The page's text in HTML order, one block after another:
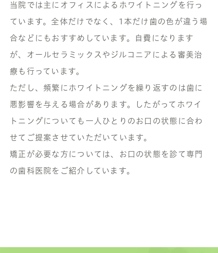
当院では主にオフィスによるホワイトニングを行っ
ています。全体だけでなく、1本だけ歯の色が違う場
合などにもおすすめしています。自費になります
が、オールセラミックスやジルコニアによる審美治
療も行っています。
ただし、頻繁にホワイトニングを繰り返すのは歯に
悪影響を与える場合があります。したがってホワイ
トニングについても一人ひとりのお口の状態に合わ
せてご提案させていただいています。
矯正が必要な方については、お口の状態を診て専門
の歯科医院をご紹介しています。